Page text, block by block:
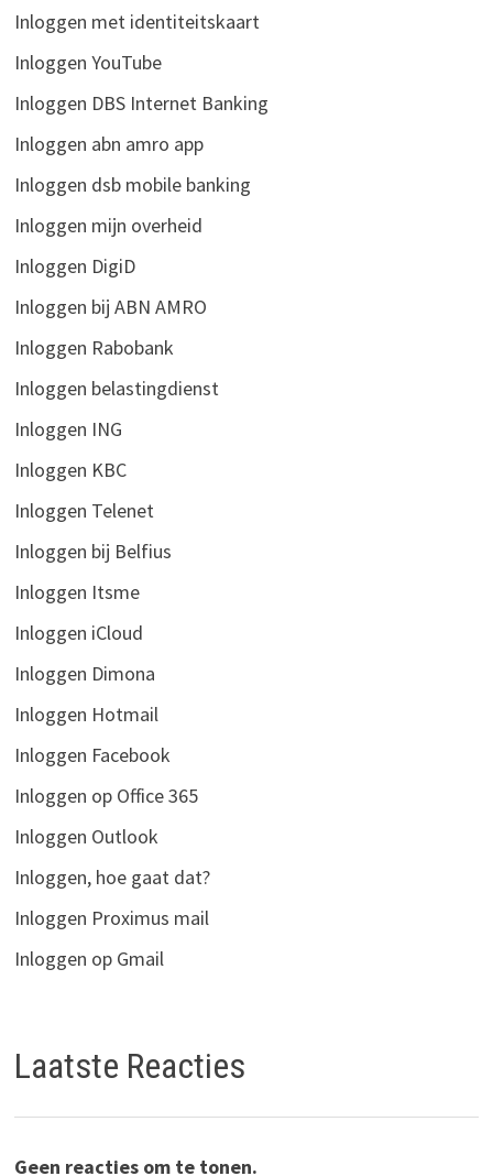
Inloggen met identiteitskaart
Inloggen YouTube
Inloggen DBS Internet Banking
Inloggen abn amro app
Inloggen dsb mobile banking
Inloggen mijn overheid
Inloggen DigiD
Inloggen bij ABN AMRO
Inloggen Rabobank
Inloggen belastingdienst
Inloggen ING
Inloggen KBC
Inloggen Telenet
Inloggen bij Belfius
Inloggen Itsme
Inloggen iCloud
Inloggen Dimona
Inloggen Hotmail
Inloggen Facebook
Inloggen op Office 365
Inloggen Outlook
Inloggen, hoe gaat dat?
Inloggen Proximus mail
Inloggen op Gmail
Laatste Reacties
Geen reacties om te tonen.